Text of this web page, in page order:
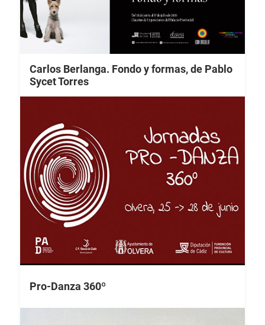
Carlos Berlanga. Fondo y formas, de Pablo
Sycet Torres
Pro-Danza 360º